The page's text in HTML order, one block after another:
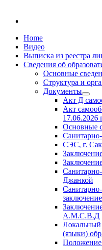
Home
Видео
Выписка из реестра
Сведения об
Основные
Структура и
Документы
Акт Д
Акт
17.06.2026
Основные
СЭС, г.
Джанкой
А.М.С.В.Д
Локальный
(языки)
Положение